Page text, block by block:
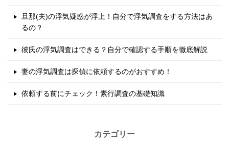
旦那(夫)の浮気疑惑が浮上！自分で浮気調査をする方法はあ
るの？
彼氏の浮気調査はできる？自分で確認する手順を徹底解説
妻の浮気調査は探偵に依頼するのがおすすめ！
依頼する前にチェック！素行調査の基礎知識
カテゴリー